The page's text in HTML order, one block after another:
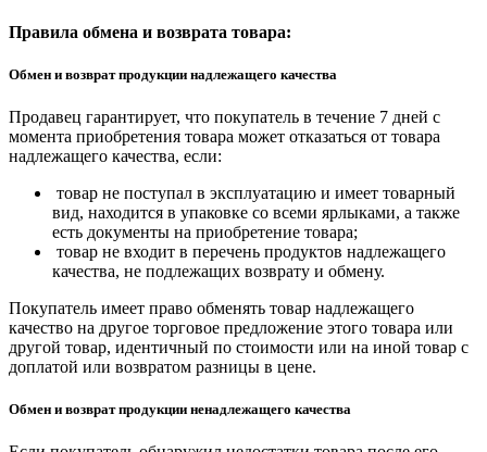
Правила обмена и возврата товара:
Обмен и возврат продукции надлежащего качества
Продавец гарантирует, что покупатель в течение 7 дней с
момента приобретения товара может отказаться от товара
надлежащего качества, если:
товар не поступал в эксплуатацию и имеет товарный
вид, находится в упаковке со всеми ярлыками, а также
есть документы на приобретение товара;
товар не входит в перечень продуктов надлежащего
качества, не подлежащих возврату и обмену.
Покупатель имеет право обменять товар надлежащего
качество на другое торговое предложение этого товара или
другой товар, идентичный по стоимости или на иной товар с
доплатой или возвратом разницы в цене.
Обмен и возврат продукции ненадлежащего качества